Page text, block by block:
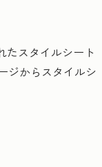
たスタイルシート
ジからスタイルシ